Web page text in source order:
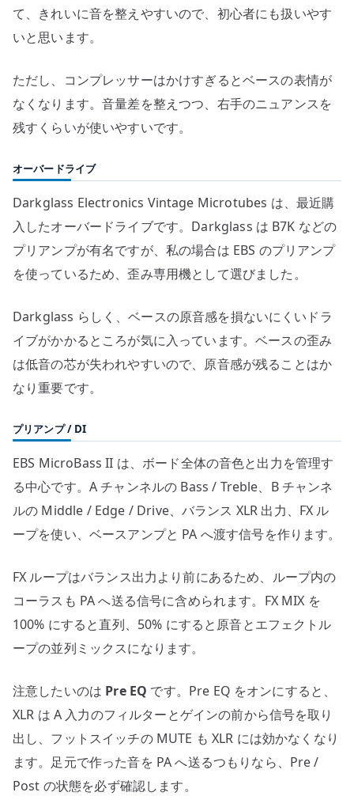
て、きれいに音を整えやすいので、初心者にも扱いやす
いと思います。
ただし、コンプレッサーはかけすぎるとベースの表情が
なくなります。音量差を整えつつ、右手のニュアンスを
残すくらいが使いやすいです。
オーバードライブ
Darkglass Electronics Vintage Microtubes は、最近購
入したオーバードライブです。Darkglass は B7K などの
プリアンプが有名ですが、私の場合は EBS のプリアンプ
を使っているため、歪み専用機として選びました。
Darkglass らしく、ベースの原音感を損ないにくいドラ
イブがかかるところが気に入っています。ベースの歪み
は低音の芯が失われやすいので、原音感が残ることはか
なり重要です。
プリアンプ / DI
EBS MicroBass II は、ボード全体の音色と出力を管理す
る中心です。A チャンネルの Bass / Treble、B チャンネ
ルの Middle / Edge / Drive、バランス XLR 出力、FX ル
ープを使い、ベースアンプと PA へ渡す信号を作ります。
FX ループはバランス出力より前にあるため、ループ内の
コーラスも PA へ送る信号に含められます。FX MIX を
100% にすると直列、50% にすると原音とエフェクトル
ープの並列ミックスになります。
注意したいのは Pre EQ です。Pre EQ をオンにすると、
XLR は A 入力のフィルターとゲインの前から信号を取り
出し、フットスイッチの MUTE も XLR には効かなくなり
ます。足元で作った音を PA へ送るつもりなら、Pre /
Post の状態を必ず確認します。